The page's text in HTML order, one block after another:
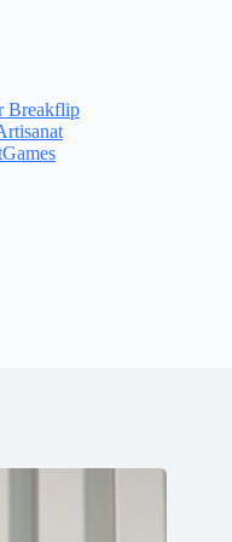
Breakflip